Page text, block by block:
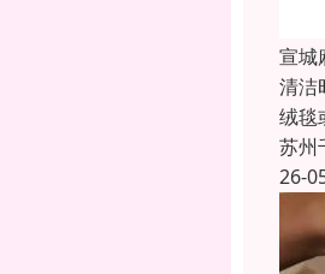
宣城
清洁
绒毯
苏州
26-